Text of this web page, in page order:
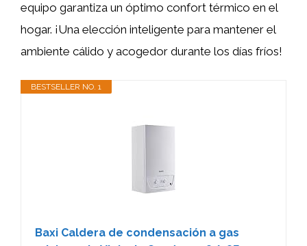
equipo garantiza un óptimo confort térmico en el
hogar. ¡Una elección inteligente para mantener el
ambiente cálido y acogedor durante los días fríos!
BESTSELLER NO. 1
Baxi Caldera de condensación a gas